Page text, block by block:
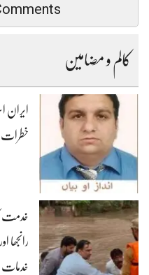
کالم و مضامین
ایران
خطرات
خدمت
خدمات